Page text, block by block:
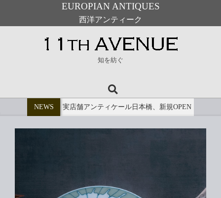
EUROPIAN ANTIQUES
西洋アンティーク
知を紡ぐ
Navigation
Search
NEWS 実店舗アンティケール日本橋、新規OPEN